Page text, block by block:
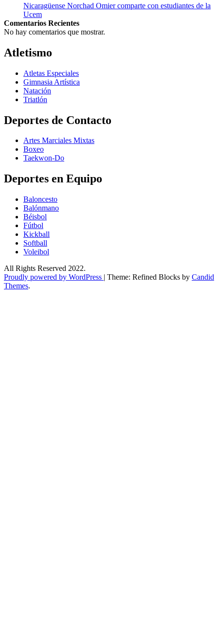
Nicaragüense Norchad Omier comparte con estudiantes de la
Ucem
Comentarios Recientes
No hay comentarios que mostrar.
Atletismo
Atletas Especiales
Gimnasia Artística
Natación​
Triatlón​
Deportes de Contacto
Artes Marciales Mixtas
Boxeo
Taekwon-Do
Deportes en Equipo
Baloncesto
Balónmano
Béisbol
Fútbol
Kickball​
Softball​
Voleibol​
All Rights Reserved 2022.
Proudly powered by WordPress | Theme: Refined Blocks by Candid
Themes.